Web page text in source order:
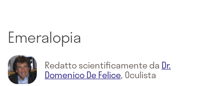
Emeralopia
Redatto scientificamente da Dr.
Domenico De Felice, Oculista